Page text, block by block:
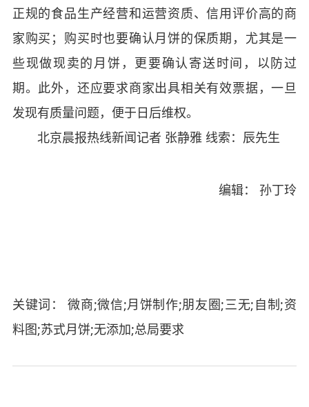
正规的食品生产经营和运营资质、信用评价高的商
家购买；购买时也要确认月饼的保质期，尤其是一
些现做现卖的月饼，更要确认寄送时间，以防过
期。此外，还应要求商家出具相关有效票据，一旦
发现有质量问题，便于日后维权。
北京晨报热线新闻记者 张静雅 线索：辰先生
编辑： 孙丁玲
关键词： 微商;微信;月饼制作;朋友圈;三无;自制;资
料图;苏式月饼;无添加;总局要求